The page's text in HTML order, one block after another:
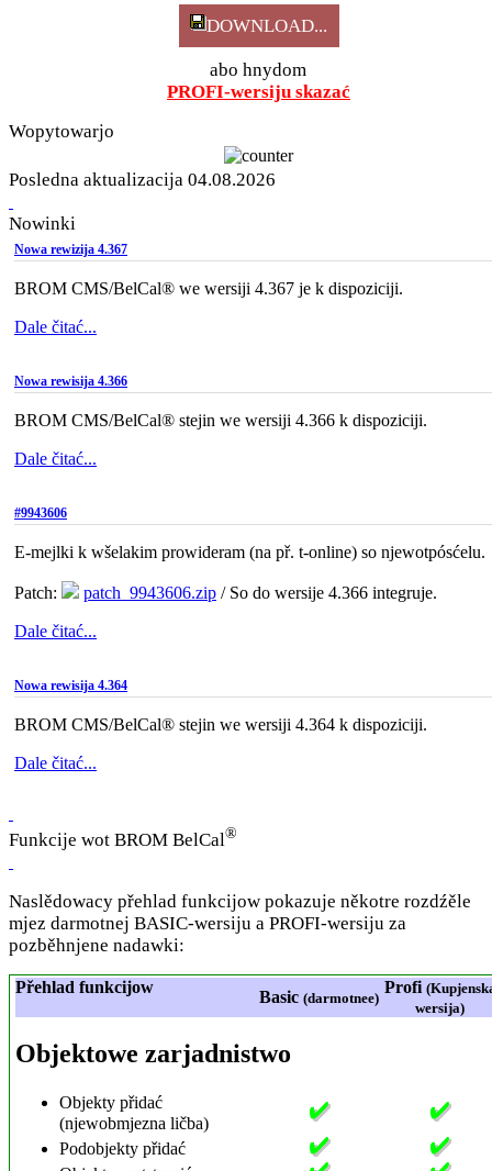
DOWNLOAD...
abo hnydom
PROFI-wersiju skazać
Wopytowarjo
Posledna aktualizacija 04.08.2026
Nowinki
Nowa rewizija 4.367
BROM CMS/BelCal® we wersiji 4.367 je k dispoziciji.
Dale čitać...
Nowa rewisija 4.366
BROM CMS/BelCal® stejin we wersiji 4.366 k dispoziciji.
Dale čitać...
#9943606
E-mejlki k wšelakim prowideram (na př. t-online) so njewotpósćelu.
Patch: patch_9943606.zip / So do wersije 4.366 integruje.
Dale čitać...
Nowa rewisija 4.364
BROM CMS/BelCal® stejin we wersiji 4.364 k dispoziciji.
Dale čitać...
Funkcije wot BROM BelCal®
Naslědowacy přehlad funkcijow pokazuje někotre rozdźěle
mjez darmotnej BASIC-wersiju a PROFI-wersiju za
pozběhnjene nadawki:
Přehlad funkcijow
Basic(darmotnee)
Profi
wersija)
Objektowe zarjadnistwo
Objekty přidać
(njewobmjezna ličba)
Podobjekty přidać